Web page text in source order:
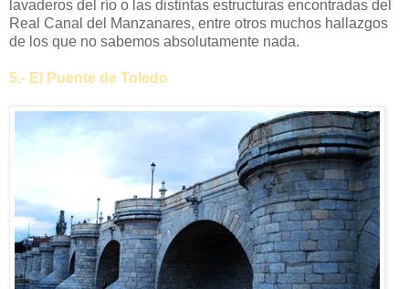
lavaderos del río o las distintas estructuras encontradas del
Real Canal del Manzanares, entre otros muchos hallazgos
de los que no sabemos absolutamente nada.
5.- El Puente de Toledo